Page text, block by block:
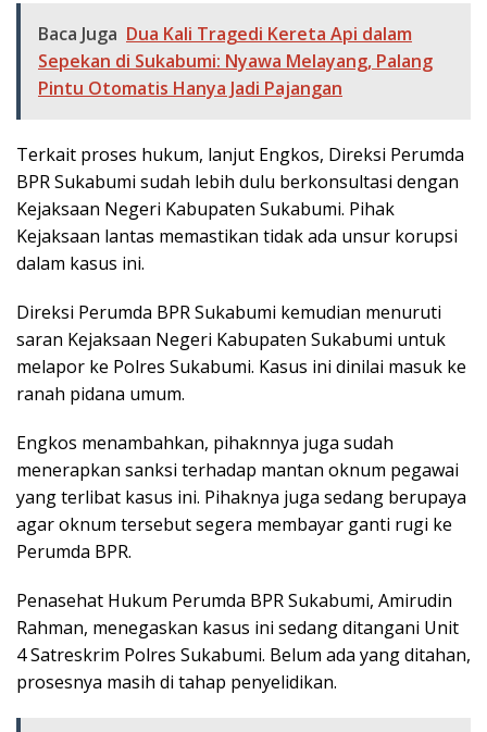
Baca Juga Dua Kali Tragedi Kereta Api dalam
Sepekan di Sukabumi: Nyawa Melayang, Palang
Pintu Otomatis Hanya Jadi Pajangan
Terkait proses hukum, lanjut Engkos, Direksi Perumda
BPR Sukabumi sudah lebih dulu berkonsultasi dengan
Kejaksaan Negeri Kabupaten Sukabumi. Pihak
Kejaksaan lantas memastikan tidak ada unsur korupsi
dalam kasus ini.
Direksi Perumda BPR Sukabumi kemudian menuruti
saran Kejaksaan Negeri Kabupaten Sukabumi untuk
melapor ke Polres Sukabumi. Kasus ini dinilai masuk ke
ranah pidana umum.
Engkos menambahkan, pihaknnya juga sudah
menerapkan sanksi terhadap mantan oknum pegawai
yang terlibat kasus ini. Pihaknya juga sedang berupaya
agar oknum tersebut segera membayar ganti rugi ke
Perumda BPR.
Penasehat Hukum Perumda BPR Sukabumi, Amirudin
Rahman, menegaskan kasus ini sedang ditangani Unit
4 Satreskrim Polres Sukabumi. Belum ada yang ditahan,
prosesnya masih di tahap penyelidikan.